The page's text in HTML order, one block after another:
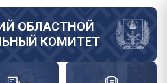
ОБЛАСТНОЙ
КОМИТЕТ